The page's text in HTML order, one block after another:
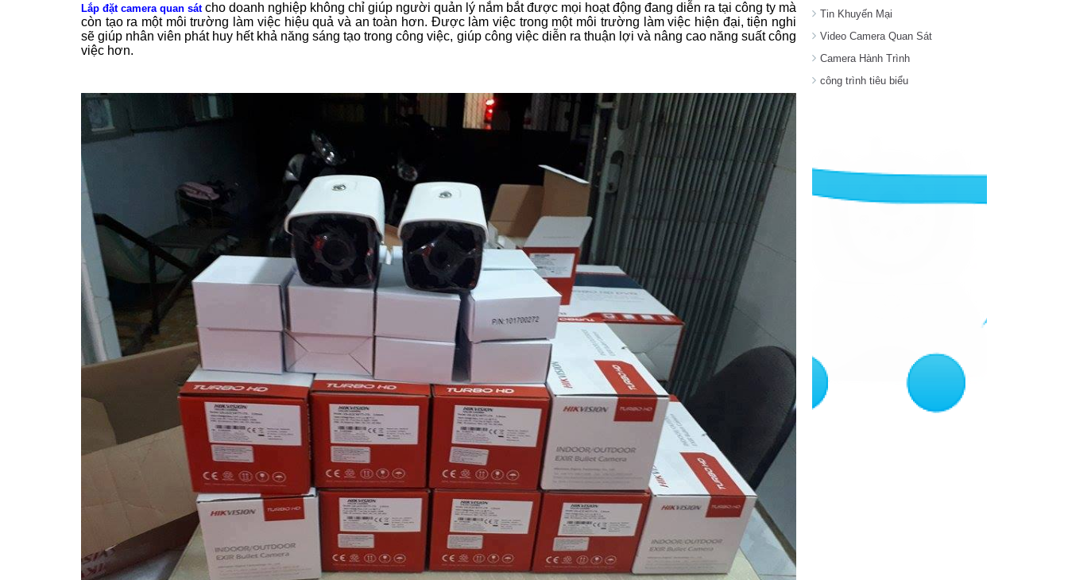
Tin Khuyến Mại
Video Camera Quan Sát
Camera Hành Trình
công trình tiêu biểu
Lắp đặt camera quan sátcho doanh nghiệp không chỉ giúp người quản lý nắm bắt được mọi hoạt động đang diễn ra tại công ty mà
còn tạo ra một môi trường làm việc hiệu quả và an toàn hơn. Được làm việc trong một môi trường làm việc hiện đại, tiện nghi
sẽ giúp nhân viên phát huy hết khả năng sáng tạo trong công việc, giúp công việc diễn ra thuận lợi và nâng cao năng suất công
việc hơn.